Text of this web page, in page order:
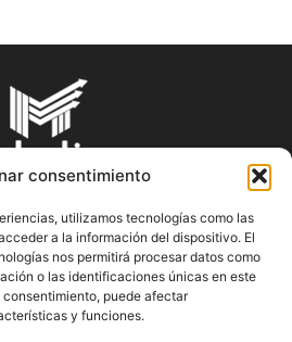
consentimiento
utilizamos tecnologías como las
a la información del dispositivo. El
nos permitirá procesar datos como
o las identificaciones únicas en este
puede afectar
y funciones.
NOSOTROS
la más actualizada y veraz
mundo del marketing; consejos